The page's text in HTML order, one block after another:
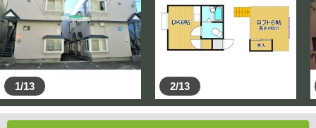
1/13 2/13